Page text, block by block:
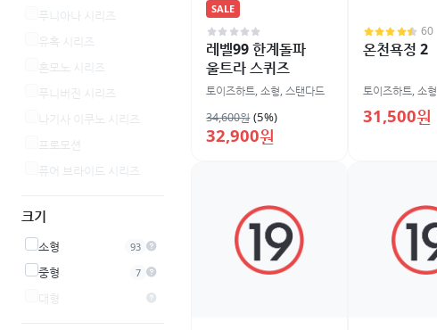
푸니아나 시리즈
유혹 시리즈
혼모노 시리즈
푸니버진 시리즈
나기사 이쿠노 시리즈
프로모션
퓨어 브라이드 시리즈
크기
소형 93
중형 7
대형
SALE
레벨99 한계돌파
울트라 스퀴즈
토이즈하트,소형,스탠다드
34,600원 (5%)
32,900원
60
온천욕정 2
토이즈하트,소형
31,500원